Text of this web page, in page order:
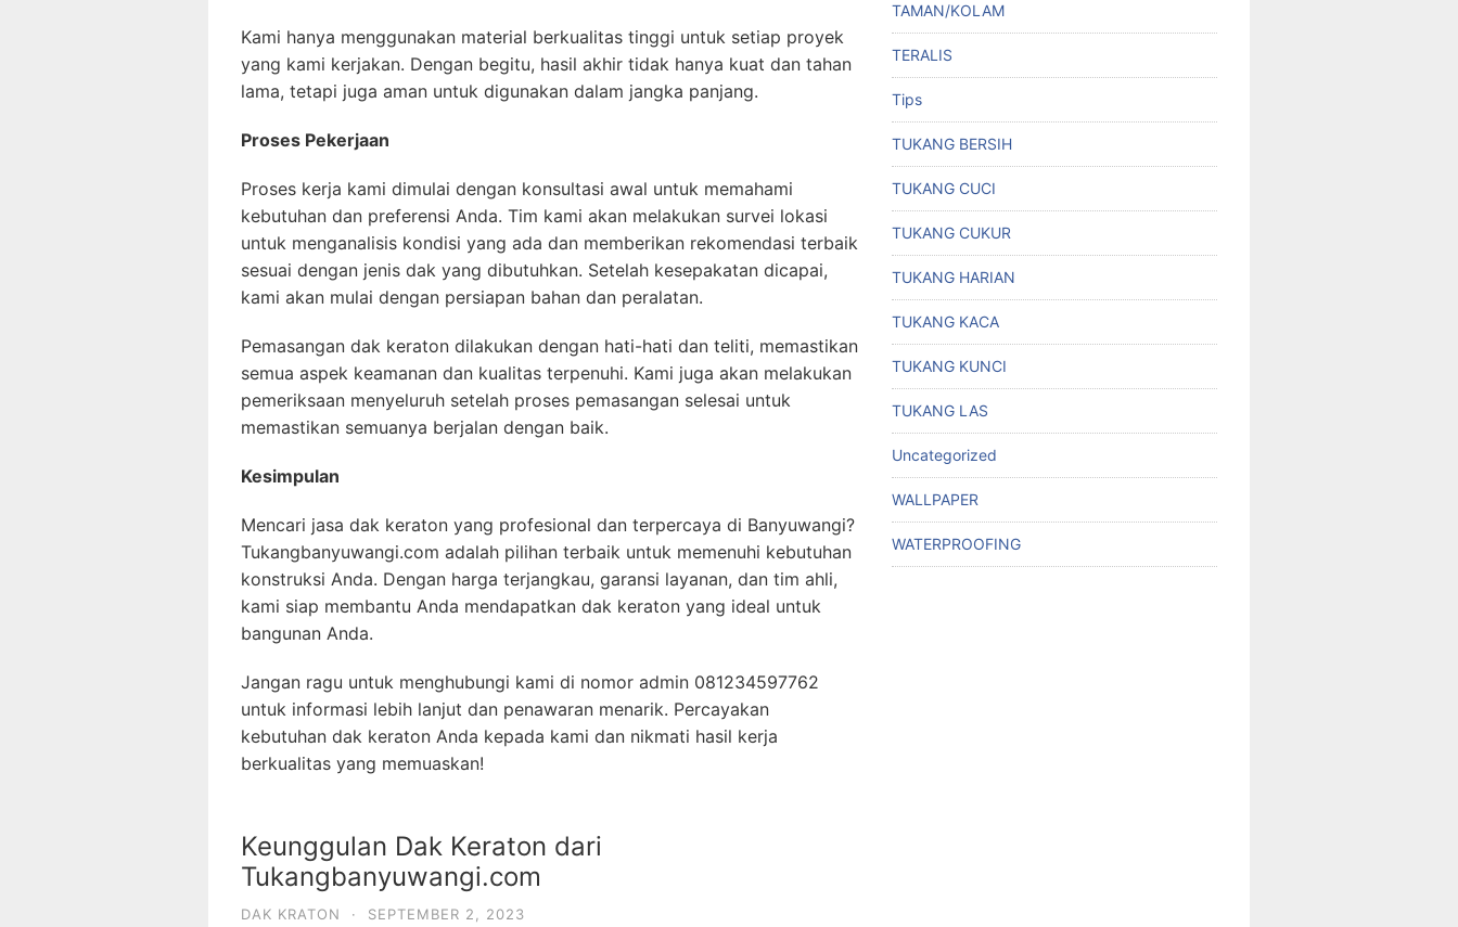
Kami hanya menggunakan material berkualitas tinggi untuk setiap proyek
yang kami kerjakan. Dengan begitu, hasil akhir tidak hanya kuat dan tahan
lama, tetapi juga aman untuk digunakan dalam jangka panjang.
Proses Pekerjaan
Proses kerja kami dimulai dengan konsultasi awal untuk memahami
kebutuhan dan preferensi Anda. Tim kami akan melakukan survei lokasi
untuk menganalisis kondisi yang ada dan memberikan rekomendasi terbaik
sesuai dengan jenis dak yang dibutuhkan. Setelah kesepakatan dicapai,
kami akan mulai dengan persiapan bahan dan peralatan.
Pemasangan dak keraton dilakukan dengan hati-hati dan teliti, memastikan
semua aspek keamanan dan kualitas terpenuhi. Kami juga akan melakukan
pemeriksaan menyeluruh setelah proses pemasangan selesai untuk
memastikan semuanya berjalan dengan baik.
Kesimpulan
Mencari jasa dak keraton yang profesional dan terpercaya di Banyuwangi?
Tukangbanyuwangi.com adalah pilihan terbaik untuk memenuhi kebutuhan
konstruksi Anda. Dengan harga terjangkau, garansi layanan, dan tim ahli,
kami siap membantu Anda mendapatkan dak keraton yang ideal untuk
bangunan Anda.
Jangan ragu untuk menghubungi kami di nomor admin 081234597762
untuk informasi lebih lanjut dan penawaran menarik. Percayakan
kebutuhan dak keraton Anda kepada kami dan nikmati hasil kerja
berkualitas yang memuaskan!
Keunggulan Dak Keraton dari
Tukangbanyuwangi.com
DAK KRATON · SEPTEMBER 2, 2023
TAMAN/KOLAM
TERALIS
Tips
TUKANG BERSIH
TUKANG CUCI
TUKANG CUKUR
TUKANG HARIAN
TUKANG KACA
TUKANG KUNCI
TUKANG LAS
Uncategorized
WALLPAPER
WATERPROOFING